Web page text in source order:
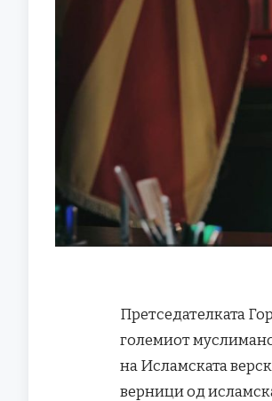
Претседателката
големиот
на Исламската
верници од